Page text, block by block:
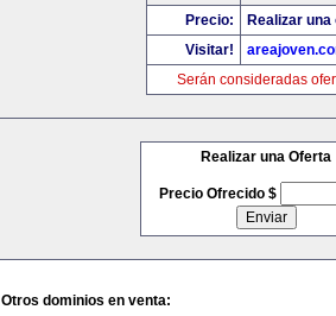
Precio:
Realizar
Visitar!
Serán consideradas
Realizar una Oferta
Precio Ofrecido $
Otros dominios en venta: